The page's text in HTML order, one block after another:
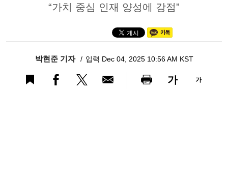
“가치 중심 인재 양성에 강점”
박현준 기자 입력 Dec 04, 2025 10:56 AM KST
가 가